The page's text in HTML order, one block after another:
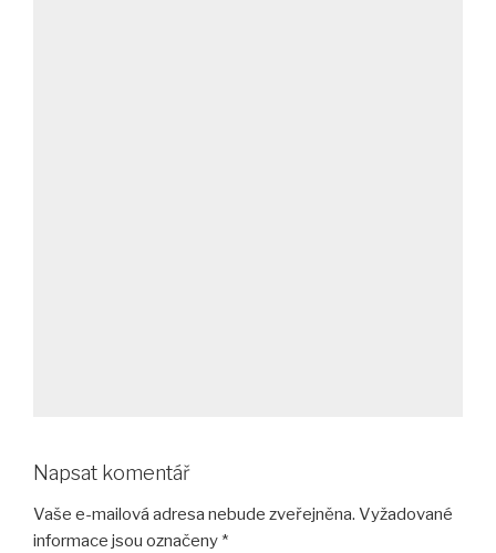
Napsat komentář
Vaše e-mailová adresa nebude zveřejněna. Vyžadované
informace jsou označeny *